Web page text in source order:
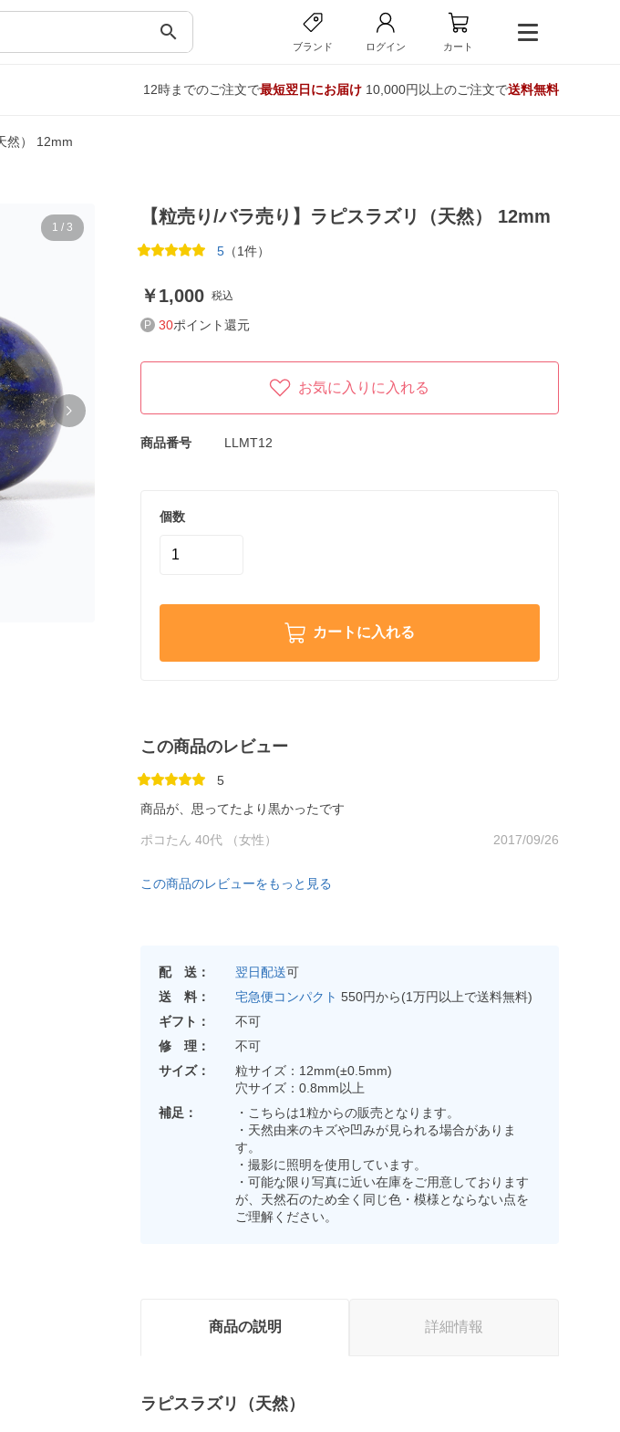
search
ブランド ログイン カート
12時までのご注文で最短翌日にお届け10,000円以上のご注文で送料無料
然） 12mm
1 / 3
【粒売り/バラ売り】ラピスラズリ（天然） 12mm
5（1件）
1,000 税込
30ポイント還元
お気に入りに入れる
商品番号 LLMT12
個数
カートに入れる
この商品のレビュー
5
商品が、思ってたより黒かったです
ポコたん 40代 （女性） 2017/09/26
この商品のレビューをもっと見る
配 送： 翌日配送可
送 料：
宅急便コンパクト 550円から(1万円以上で送料無料)
ギフト：
不可
修 理：
不可
サイズ：
粒サイズ：12mm(±0.5mm)
穴サイズ：0.8mm以上
補足：
・こちらは1粒からの販売となります。
・天然由来のキズや凹みが見られる場合がありま
す。
・撮影に照明を使用しています。
・可能な限り写真に近い在庫をご用意しております
が、天然石のため全く同じ色・模様とならない点を
ご理解ください。
商品の説明 詳細情報
ラピスラズリ（天然）